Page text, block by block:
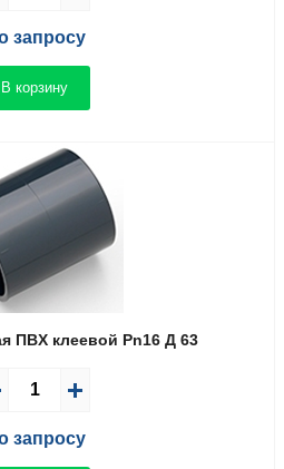
запросу
В корзину
ПВX клеевой Pn16 Д 63
запросу